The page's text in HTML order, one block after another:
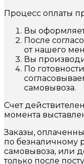
Процесс оплаты
Вы
После
от нашего
Вы
По
самовывоза.
Счет
момента
Заказы,
по безналичному
самовывоза, или
только после